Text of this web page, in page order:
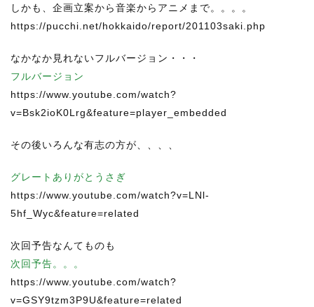
しかも、企画立案から音楽からアニメまで。。。。
https://pucchi.net/hokkaido/report/201103saki.php
なかなか見れないフルバージョン・・・
フルバージョン
https://www.youtube.com/watch?
v=Bsk2ioK0Lrg&feature=player_embedded
その後いろんな有志の方が、、、、
グレートありがとうさぎ
https://www.youtube.com/watch?v=LNl-
5hf_Wyc&feature=related
次回予告なんてものも
次回予告。。。
https://www.youtube.com/watch?
v=GSY9tzm3P9U&feature=related